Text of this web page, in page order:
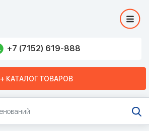
+7 (7152) 619-888
+ КАТАЛОГ ТОВАРОВ